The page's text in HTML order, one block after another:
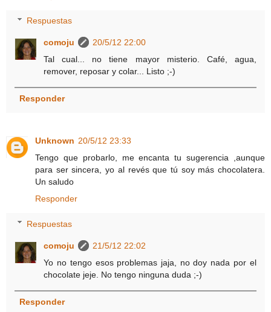
Respuestas
comoju
20/5/12 22:00
Tal cual... no tiene mayor misterio. Café, agua,
remover, reposar y colar... Listo ;-)
Responder
Unknown 20/5/12 23:33
Tengo que probarlo, me encanta tu sugerencia ,aunque
para ser sincera, yo al revés que tú soy más chocolatera.
Un saludo
Responder
Respuestas
comoju
21/5/12 22:02
Yo no tengo esos problemas jaja, no doy nada por el
chocolate jeje. No tengo ninguna duda ;-)
Responder